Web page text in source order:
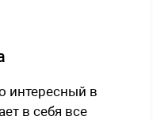
интересный в
в себя все